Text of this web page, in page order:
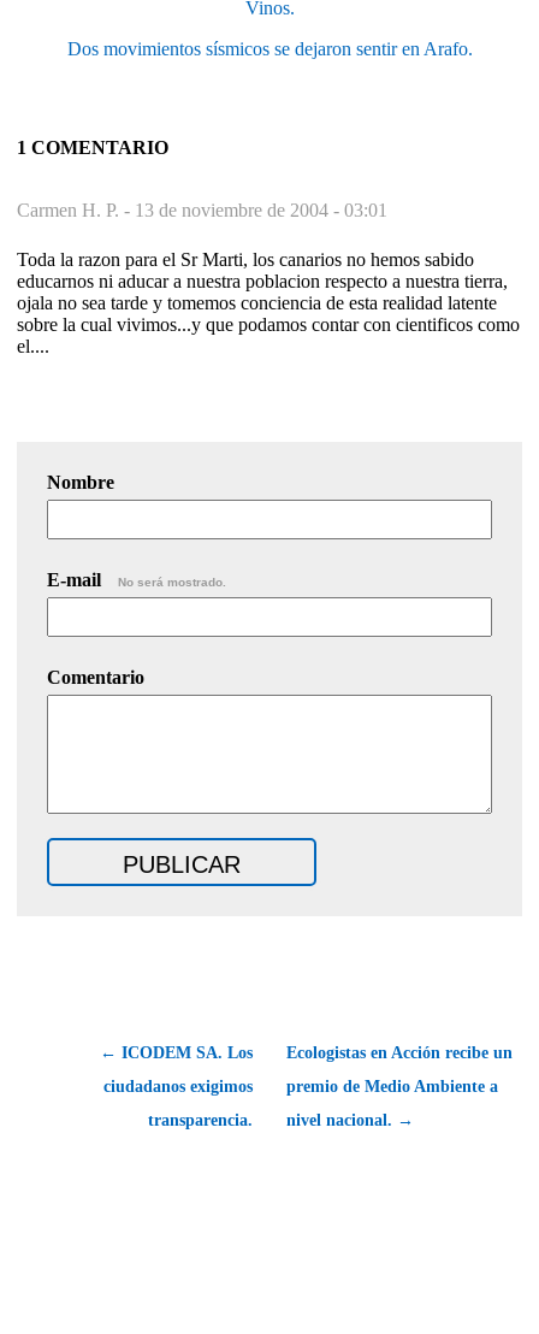
Vinos.
Dos movimientos sísmicos se dejaron sentir en Arafo.
1 COMENTARIO
Carmen H. P. - 13 de noviembre de 2004 - 03:01
Toda la razon para el Sr Marti, los canarios no hemos sabido
educarnos ni aducar a nuestra poblacion respecto a nuestra tierra,
ojala no sea tarde y tomemos conciencia de esta realidad latente
sobre la cual vivimos...y que podamos contar con cientificos como
el....
Nombre
E-mail No será mostrado.
Comentario
← ICODEM SA. Los
ciudadanos exigimos
transparencia.
Ecologistas en Acción recibe un
premio de Medio Ambiente a
nivel nacional. →